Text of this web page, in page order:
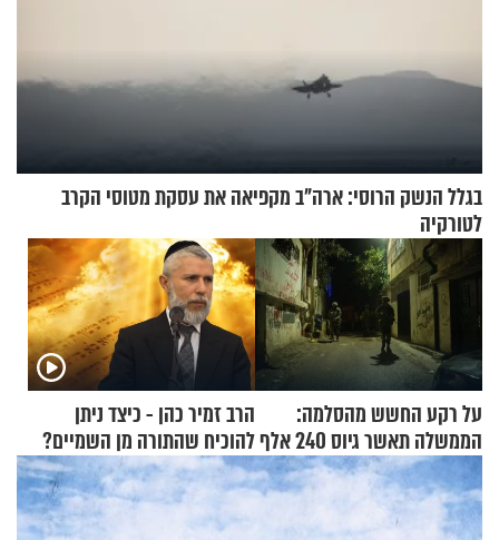
בגלל הנשק הרוסי: ארה"ב מקפיאה את עסקת מטוסי הקרב
לטורקיה
על רקע החשש מהסלמה:
הממשלה תאשר גיוס 240 אלף
אנשי מילואים
הרב זמיר כהן - כיצד ניתן
להוכיח שהתורה מן השמיים?